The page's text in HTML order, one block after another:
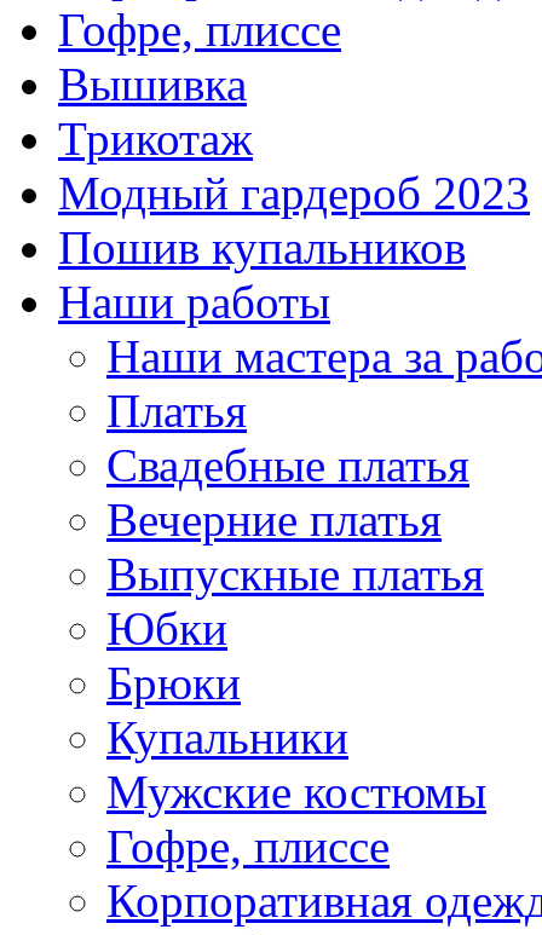
Гофре, плиссе
Вышивка
Трикотаж
Модный гардероб 2023
Пошив купальников
Наши работы
Наши мастера за
Платья
Свадебные платья
Вечерние платья
Выпускные платья
Юбки
Брюки
Купальники
Мужские костюмы
Гофре, плиссе
Корпоративная